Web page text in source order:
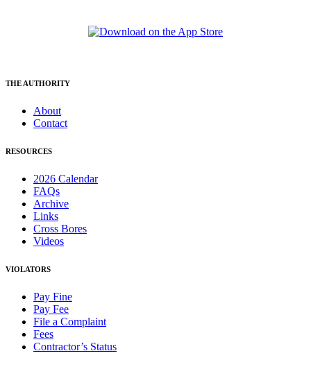
THE AUTHORITY
About
Contact
RESOURCES
2026 Calendar
FAQs
Archive
Links
Cross Bores
Videos
VIOLATORS
Pay Fine
Pay Fee
File a Complaint
Fees
Contractor’s Status